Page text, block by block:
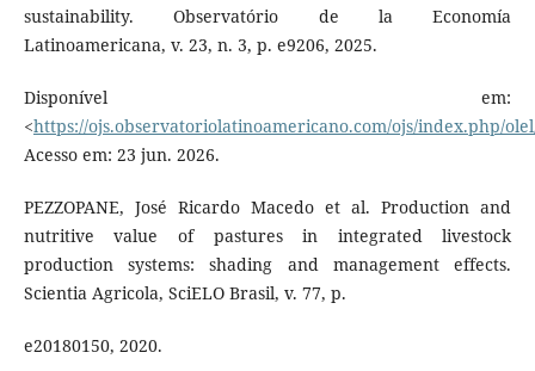
sustainability. Observatório de la Economía
Latinoamericana, v. 23, n. 3, p. e9206, 2025.
Disponível em:
<https://ojs.observatoriolatinoamericano.com/ojs/index.php/
Acesso em: 23 jun. 2026.
PEZZOPANE, José Ricardo Macedo et al. Production and
nutritive value of pastures in integrated livestock
production systems: shading and management effects.
Scientia Agricola, SciELO Brasil, v. 77, p.
e20180150, 2020.